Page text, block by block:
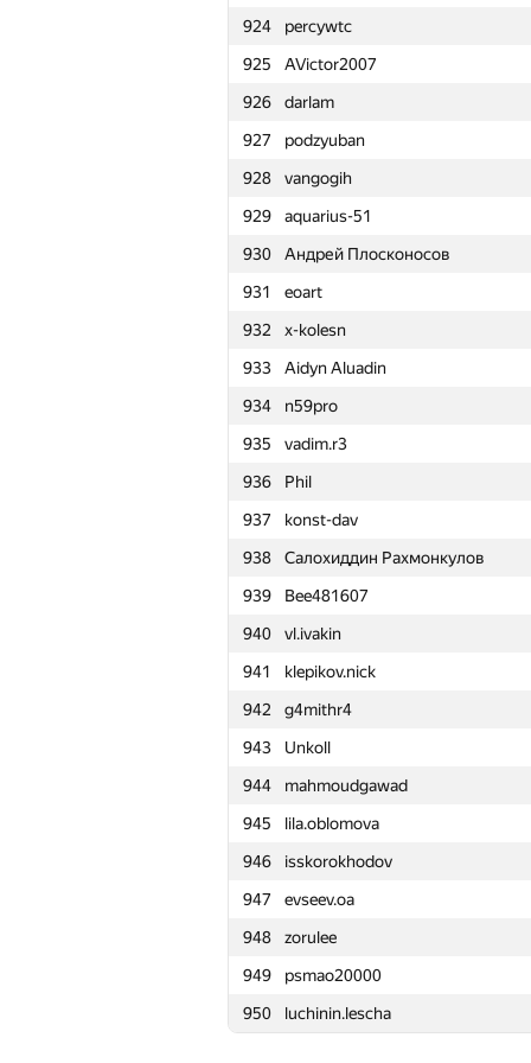
924
percywtc
925
AVictor2007
926
darlam
927
podzyuban
928
vangogih
929
aquarius-51
930
Андрей Плосконосов
931
eoart
932
x-kolesn
933
Aidyn Aluadin
934
n59pro
935
vadim.r3
936
Phil
937
konst-dav
938
Салохиддин Рахмонкулов
939
Bee481607
940
vl.ivakin
941
klepikov.nick
942
g4mithr4
943
Unkoll
944
mahmoudgawad
945
lila.oblomova
946
isskorokhodov
947
evseev.oa
948
zorulee
949
psmao20000
950
luchinin.lescha
901 krypt0x
902
LHiC
903
Tommyr7
904
Sridhara M
905
leaomatheus
906
arsijo
907
drotik-timofeev
908
aostapec
909
Hieu Le
910
glebodin
911
Дарья Тупикина
912
WideFawn1609
913
''Andy Huang
914
dontsleep
915
Николай Проскурин
916
tisha1104
917
toshkaakafable
918
grphil
919
danil.sheshenya
920
Niyaz Nigmatullin
921
plab0n
922
irina.ogneva.sarov
923
Артём Слёзкин
924
percywtc
925
AVictor2007
926
darlam
927
podzyuban